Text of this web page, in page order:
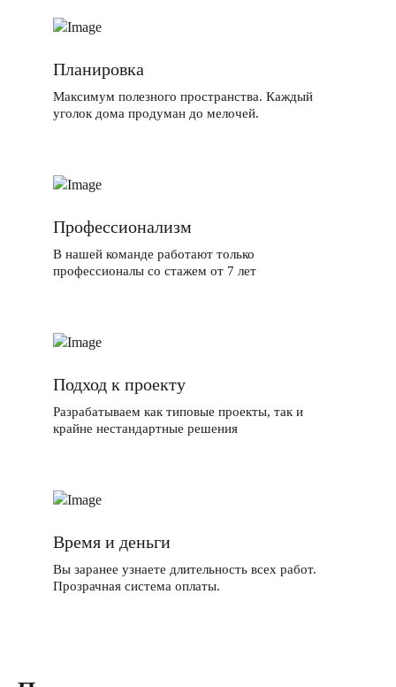
Планировка
Максимум полезного пространства. Каждый
уголок дома продуман до мелочей.
Профессионализм
В нашей команде работают только
профессионалы со стажем от 7 лет
Подход к проекту
Разрабатываем как типовые проекты, так и
крайне нестандартные решения
Время и деньги
Вы заранее узнаете длительность всех работ.
Прозрачная система оплаты.